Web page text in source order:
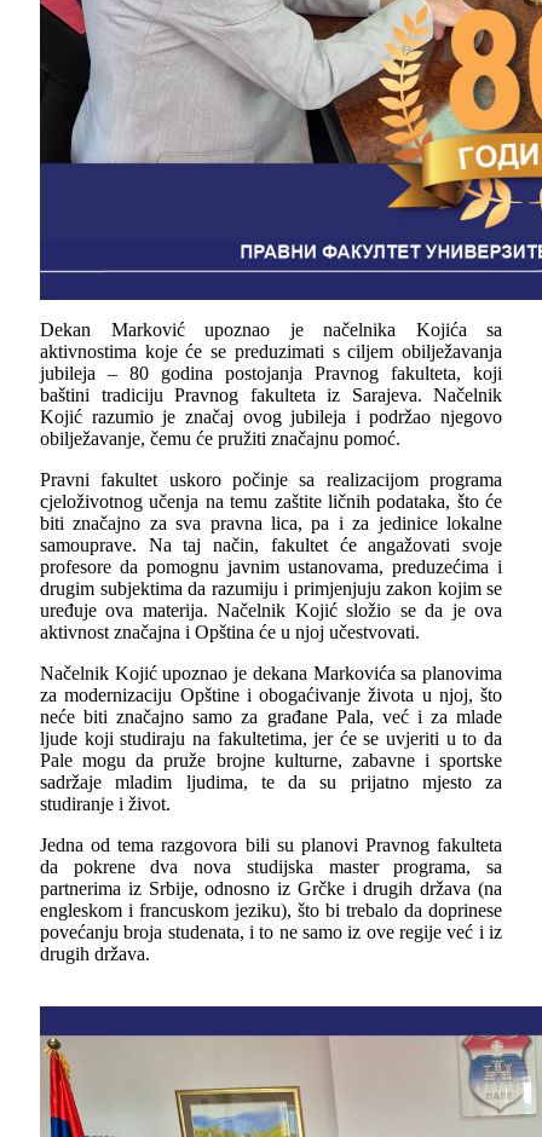
Dekan Marković upoznao je načelnika Kojića sa
aktivnostima koje će se preduzimati s ciljem obilježavanja
jubileja – 80 godina postojanja Pravnog fakulteta, koji
baštini tradiciju Pravnog fakulteta iz Sarajeva. Načelnik
Kojić razumio je značaj ovog jubileja i podržao njegovo
obilježavanje, čemu će pružiti značajnu pomoć.
Pravni fakultet uskoro počinje sa realizacijom programa
cjeloživotnog učenja na temu zaštite ličnih podataka, što će
biti značajno za sva pravna lica, pa i za jedinice lokalne
samouprave. Na taj način, fakultet će angažovati svoje
profesore da pomognu javnim ustanovama, preduzećima i
drugim subjektima da razumiju i primjenjuju zakon kojim se
uređuje ova materija. Načelnik Kojić složio se da je ova
aktivnost značajna i Opština će u njoj učestvovati.
Načelnik Kojić upoznao je dekana Markovića sa planovima
za modernizaciju Opštine i obogaćivanje života u njoj, što
neće biti značajno samo za građane Pala, već i za mlade
ljude koji studiraju na fakultetima, jer će se uvjeriti u to da
Pale mogu da pruže brojne kulturne, zabavne i sportske
sadržaje mladim ljudima, te da su prijatno mjesto za
studiranje i život.
Jedna od tema razgovora bili su planovi Pravnog fakulteta
da pokrene dva nova studijska master programa, sa
partnerima iz Srbije, odnosno iz Grčke i drugih država (na
engleskom i francuskom jeziku), što bi trebalo da doprinese
povećanju broja studenata, i to ne samo iz ove regije već i iz
drugih država.